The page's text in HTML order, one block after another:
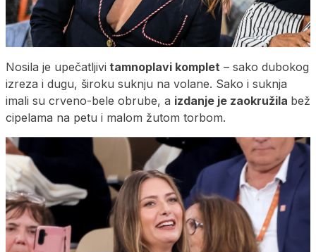
Nosila je upečatljivi tamnoplavi komplet – sako dubokog
izreza i dugu, široku suknju na volane. Sako i suknja
imali su crveno-bele obrube, a izdanje je zaokružila bež
cipelama na petu i malom žutom torbom.